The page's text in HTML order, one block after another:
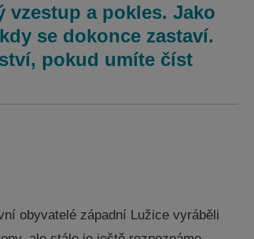
a pokles. Jako
se dokonce zastaví.
pokud umíte číst
obyvatelé západní Lužice vyráběli